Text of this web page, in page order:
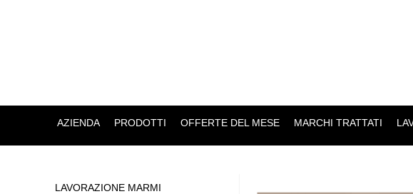
AZIENDA PRODOTTI OFFERTE DEL MESE MARCHI TRATTATI
LAVORAZIONE MARMI